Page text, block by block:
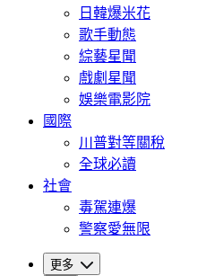
日韓爆米花
歌手動態
綜藝星聞
戲劇星聞
娛樂電影院
國際
川普對等關稅
全球必讀
社會
毒駕連爆
警察愛無限
更多